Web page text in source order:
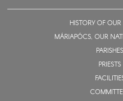
HISTORY OF OUR
MÁRIAPÓCS, OUR
PARISHES
PRIESTS